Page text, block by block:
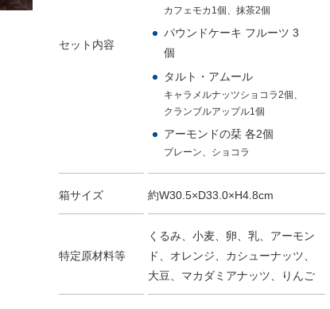
セット内容
カフェモカ1個、抹茶2個
パウンドケーキ フルーツ 3
個
タルト・アムール
キャラメルナッツショコラ2個、
クランブルアップル1個
アーモンドの栞 各2個
プレーン、ショコラ
箱サイズ 約W30.5×D33.0×H4.8cm
特定原材料等
くるみ、小麦、卵、乳、アーモン
ド、オレンジ、カシューナッツ、
大豆、マカダミアナッツ、りんご